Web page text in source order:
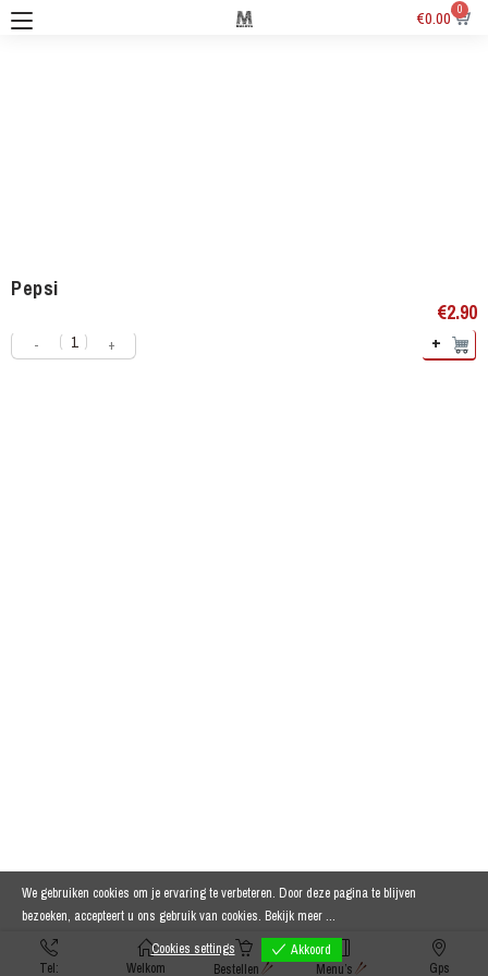
€0.00 0
Pepsi
€2.90
- + +
Tel: Welkom Bestellen Menu’s Gps
We gebruiken cookies om je ervaring te verbeteren. Door deze pagina te blijven
bezoeken, accepteert u ons gebruik van cookies. Bekijk meer ...
Cookies settings
Akkoord